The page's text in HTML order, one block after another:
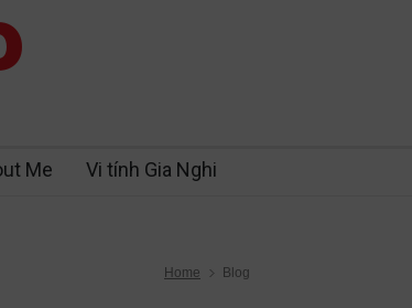
Me Vi tính Gia Nghi
Home Blog